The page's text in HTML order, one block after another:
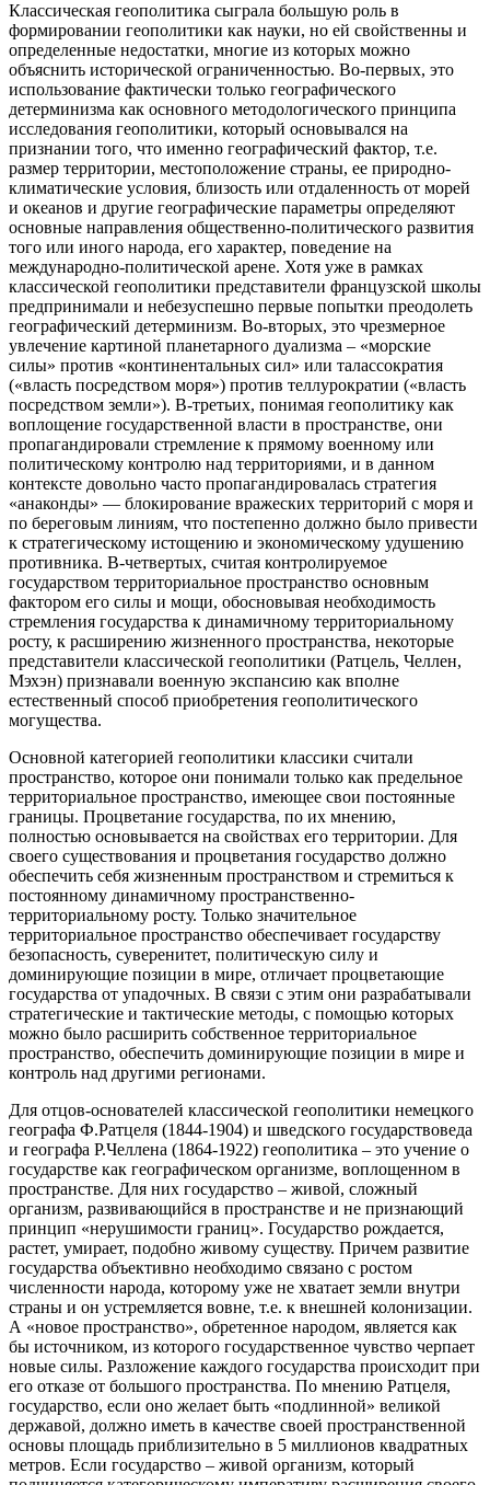
Классическая геополитика сыграла большую роль в
формировании геополитики как науки, но ей свойственны и
определенные недостатки, многие из которых можно
объяснить исторической ограниченностью. Во-первых, это
использование фактически только географического
детерминизма как основного методологического принципа
исследования геополитики, который основывался на
признании того, что именно географический фактор, т.е.
размер территории, местоположение страны, ее природно-
климатические условия, близость или отдаленность от морей
и океанов и другие географические параметры определяют
основные направления общественно-политического развития
того или иного народа, его характер, поведение на
международно-политической арене. Хотя уже в рамках
классической геополитики представители французской школы
предпринимали и небезуспешно первые попытки преодолеть
географический детерминизм. Во-вторых, это чрезмерное
увлечение картиной планетарного дуализма – «морские
силы» против «континентальных сил» или талассократия
(«власть посредством моря») против теллурократии («власть
посредством земли»). В-третьих, понимая геополитику как
воплощение государственной власти в пространстве, они
пропагандировали стремление к прямому военному или
политическому контролю над территориями, и в данном
контексте довольно часто пропагандировалась стратегия
«анаконды» — блокирование вражеских территорий с моря и
по береговым линиям, что постепенно должно было привести
к стратегическому истощению и экономическому удушению
противника. В-четвертых, считая контролируемое
государством территориальное пространство основным
фактором его силы и мощи, обосновывая необходимость
стремления государства к динамичному территориальному
росту, к расширению жизненного пространства, некоторые
представители классической геополитики (Ратцель, Челлен,
Мэхэн) признавали военную экспансию как вполне
естественный способ приобретения геополитического
могущества.
Основной категорией геополитики классики считали
пространство, которое они понимали только как предельное
территориальное пространство, имеющее свои постоянные
границы. Процветание государства, по их мнению,
полностью основывается на свойствах его территории. Для
своего существования и процветания государство должно
обеспечить себя жизненным пространством и стремиться к
постоянному динамичному пространственно-
территориальному росту. Только значительное
территориальное пространство обеспечивает государству
безопасность, суверенитет, политическую силу и
доминирующие позиции в мире, отличает процветающие
государства от упадочных. В связи с этим они разрабатывали
стратегические и тактические методы, с помощью которых
можно было расширить собственное территориальное
пространство, обеспечить доминирующие позиции в мире и
контроль над другими регионами.
Для отцов-основателей классической геополитики немецкого
географа Ф.Ратцеля (1844-1904) и шведского государствоведа
и географа Р.Челлена (1864-1922) геополитика – это учение о
государстве как географическом организме, воплощенном в
пространстве. Для них государство – живой, сложный
организм, развивающийся в пространстве и не признающий
принцип «нерушимости границ». Государство рождается,
растет, умирает, подобно живому существу. Причем развитие
государства объективно необходимо связано с ростом
численности народа, которому уже не хватает земли внутри
страны и он устремляется вовне, т.е. к внешней колонизации.
А «новое пространство», обретенное народом, является как
бы источником, из которого государственное чувство черпает
новые силы. Разложение каждого государства происходит при
его отказе от большого пространства. По мнению Ратцеля,
государство, если оно желает быть «подлинной» великой
державой, должно иметь в качестве своей пространственной
основы площадь приблизительно в 5 миллионов квадратных
метров. Если государство – живой организм, который